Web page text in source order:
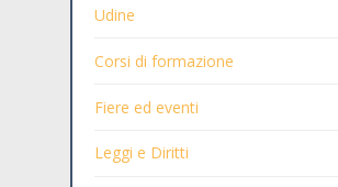
Udine
Corsi di formazione
Fiere ed eventi
Leggi e Diritti